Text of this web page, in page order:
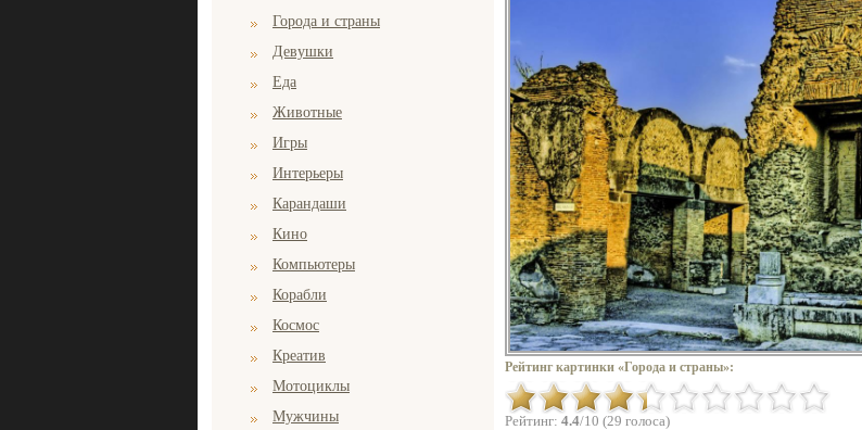
Города и страны
Девушки
Еда
Животные
Игры
Интерьеры
Карандаши
Кино
Компьютеры
Корабли
Космос
Креатив
Мотоциклы
Мужчины
Рейтинг картинки «Города и страны»:
Рейтинг: 4.4/10 (29 голоса)